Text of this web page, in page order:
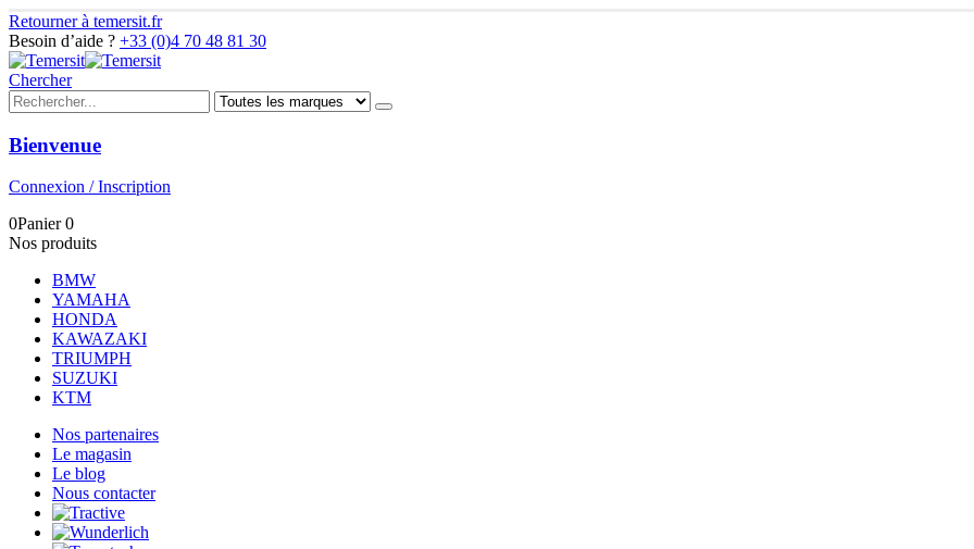
Retourner à temersit.fr
Besoin d’aide ? +33 (0)4 70 48 81 30
Chercher
Bienvenue
Connexion / Inscription
0Panier0
Nos produits
BMW
YAMAHA
HONDA
KAWAZAKI
TRIUMPH
SUZUKI
KTM
Nos partenaires
Le magasin
Le blog
Nous contacter